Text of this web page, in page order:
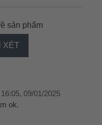
sản phẩm
XÉT
16:05, 09/01/2025
ok.